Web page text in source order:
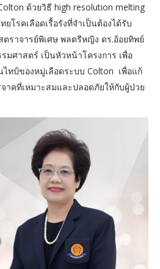
ด้วยวิธี high resolution melting
โรคเลือดเรื้อรังที่จำเป็นต้องได้รับ
ตราจารย์พิเศษ พลตรีหญิง ดร.อ้อยทิพย์
มศาสตร์ เป็นหัวหน้าโครงการ เพื่อ
ทป์ของหมู่เลือดระบบ Colton เพื่อแก้
าคที่เหมาะสมและปลอดภัยให้กับผู้ป่วย